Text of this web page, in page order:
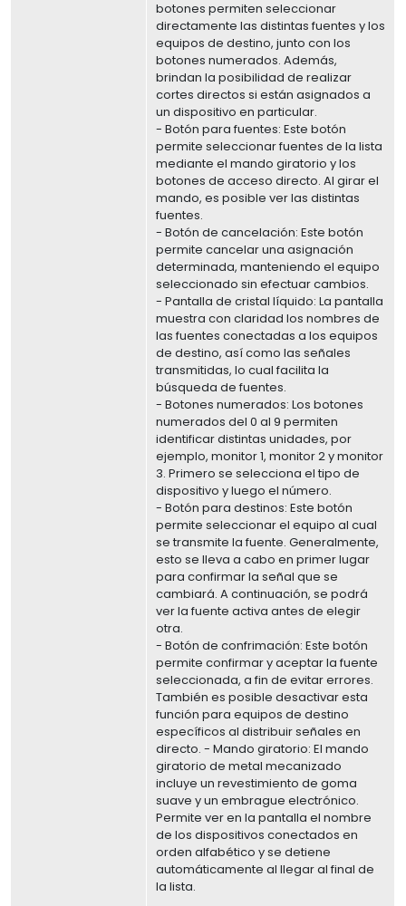
botones permiten seleccionar
directamente las distintas fuentes y los
equipos de destino, junto con los
botones numerados. Además,
brindan la posibilidad de realizar
cortes directos si están asignados a
un dispositivo en particular.
- Botón para fuentes: Este botón
permite seleccionar fuentes de la lista
mediante el mando giratorio y los
botones de acceso directo. Al girar el
mando, es posible ver las distintas
fuentes.
- Botón de cancelación: Este botón
permite cancelar una asignación
determinada, manteniendo el equipo
seleccionado sin efectuar cambios.
- Pantalla de cristal líquido: La pantalla
muestra con claridad los nombres de
las fuentes conectadas a los equipos
de destino, así como las señales
transmitidas, lo cual facilita la
búsqueda de fuentes.
- Botones numerados: Los botones
numerados del 0 al 9 permiten
identificar distintas unidades, por
ejemplo, monitor 1, monitor 2 y monitor
3. Primero se selecciona el tipo de
dispositivo y luego el número.
- Botón para destinos: Este botón
permite seleccionar el equipo al cual
se transmite la fuente. Generalmente,
esto se lleva a cabo en primer lugar
para confirmar la señal que se
cambiará. A continuación, se podrá
ver la fuente activa antes de elegir
otra.
- Botón de confrimación: Este botón
permite confirmar y aceptar la fuente
seleccionada, a fin de evitar errores.
También es posible desactivar esta
función para equipos de destino
específicos al distribuir señales en
directo. - Mando giratorio: El mando
giratorio de metal mecanizado
incluye un revestimiento de goma
suave y un embrague electrónico.
Permite ver en la pantalla el nombre
de los dispositivos conectados en
orden alfabético y se detiene
automáticamente al llegar al final de
la lista.